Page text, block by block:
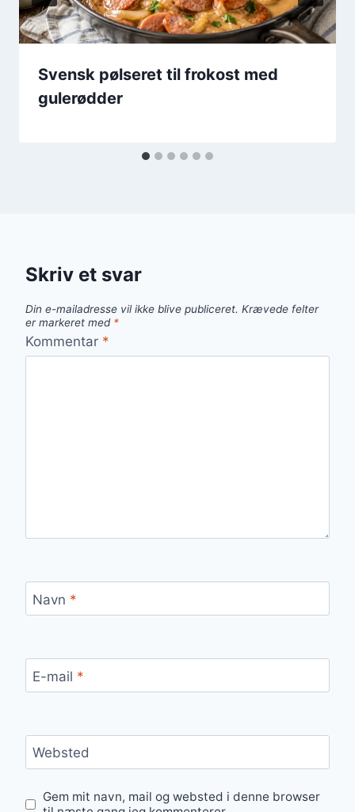
Svensk pølseret til frokost med
gulerødder
Skriv et svar
Din e-mailadresse vil ikke blive publiceret. Krævede felter
er markeret med *
Kommentar *
Navn *
E-mail *
Websted
Gem mit navn, mail og websted i denne browser